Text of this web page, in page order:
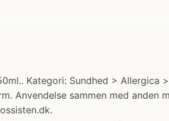
Kategori: Sundhed >
Anvendelse sammen med anden